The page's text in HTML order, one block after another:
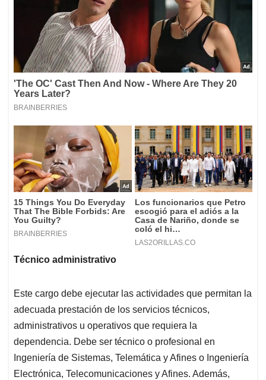
Técnico administrativo
Este cargo debe ejecutar las actividades que permitan la
adecuada prestación de los servicios técnicos,
administrativos u operativos que requiera la
dependencia. Debe ser técnico o profesional en
Ingeniería de Sistemas, Telemática y Afines o Ingeniería
Electrónica, Telecomunicaciones y Afines. Además,